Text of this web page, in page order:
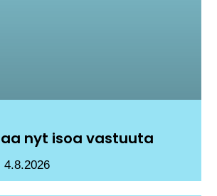
nyt isoa vastuuta
4.8.2026